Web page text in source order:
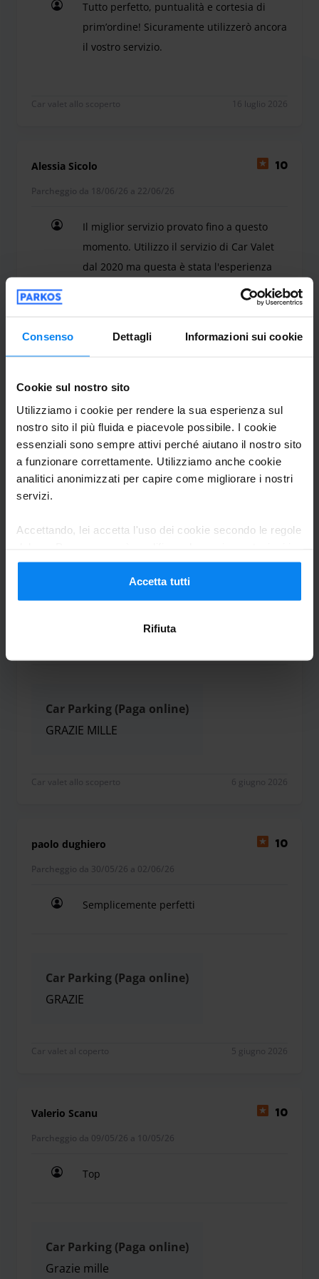
Consenso Dettagli Informazioni sui cookie
Cookie sul nostro sito
Utilizziamo i cookie per rendere la sua esperienza sul
nostro sito il più fluida e piacevole possibile. I cookie
essenziali sono sempre attivi perché aiutano il nostro sito
a funzionare correttamente. Utilizziamo anche cookie
analitici anonimizzati per capire come migliorare i nostri
servizi.
Accettando, lei accetta l'uso dei cookie secondo le regole
qualsiasi momento. Per tutti i dettagli, consulti la nostra
Informativa sulla privacy.
Accetta tutti
Rifiuta
Tutto perfetto, puntualità e cortesia di
prim’ordine! Sicuramente utilizzerò ancora
il vostro servizio.
Car valet allo scoperto 16 luglio 2026
Alessia Sicolo 10
Parcheggio da 18/06/26 a 22/06/26
Il miglior servizio provato fino a questo
momento. Utilizzo il servizio di Car Valet
dal 2020 ma questa è stata l'esperienza
più positiva: puntualità sia all'andata, sia
al ritorno. Consiglio per massima serietà e
Il miglior servizio provato fino a questo
GRAZIE
GRAZIE
Car valet allo scoperto 1 luglio 2026
Eugenio Tripi 10
Parcheggio da 28/05/26 a 29/05/26
Consigliato. Alla prossima
Tutto perfetto. Servizio impeccabile. Gentili,
Car Parking (Paga online)
GRAZIE MILLE
Car valet allo scoperto 6 giugno 2026
paolo dughiero 10
Parcheggio da 30/05/26 a 02/06/26
Semplicemente perfetti
Car Parking (Paga online)
GRAZIE
Car valet al coperto 5 giugno 2026
Valerio Scanu 10
Parcheggio da 09/05/26 a 10/05/26
Top
Car Parking (Paga online)
Grazie mille